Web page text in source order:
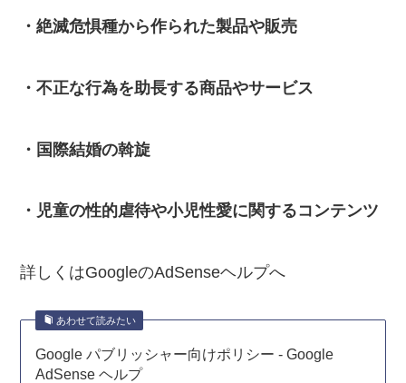
・絶滅危惧種から作られた製品や販売
・不正な行為を助長する商品やサービス
・国際結婚の斡旋
・児童の性的虐待や小児性愛に関するコンテンツ
詳しくはGoogleのAdSenseヘルプへ
あわせて読みたい
Google パブリッシャー向けポリシー - Google
AdSense ヘルプ